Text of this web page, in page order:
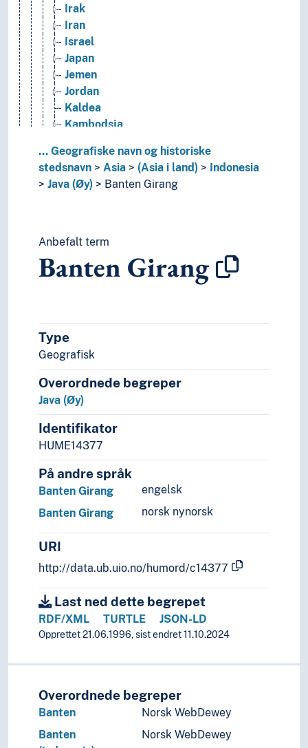
Irak
Iran
Israel
Japan
Jemen
Jordan
Kaldea
Kambodsja
Kina
Kirgisistan
Kuwait
Malaysia
Moab
Nepal
Nord-Korea
Oman
Pakistan
Qatar
Saudi-Arabia
Singapore
Sri Lanka
Sør-Korea
Tadsjikistan
Thailand
Turkmenistan
Usbekistan
Vietnam
(Asia i områder/regioner)
(elver i Asia)
Palearktis
Havområder
Store landområder og imperier
Helse
Historie og historiefaget
... Geografiske navn og historiske
stedsnavn
Asia (Asia i land)
Indonesia
Java (Øy)
Banten Girang
Anbefalt term
Banten Girang
Type
Geografisk
Overordnede begreper
Java (Øy)
Identifikator
HUME14377
På andre språk
engelsk
Banten Girang
norsk nynorsk
Banten Girang
URI
http://data.ub.uio.no/humord/c14377
Last ned dette begrepet
RDF/XML TURTLE JSON-LD
Opprettet 21.06.1996, sist endret 11.10.2024
Overordnede begreper
Banten
Norsk WebDewey
Banten
Norsk WebDewey